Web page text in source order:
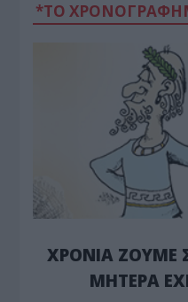
*ΤΟ
ΧΡΟΝΙΑ ΖΟΥΜΕ
ΜΗΤΕΡΑ